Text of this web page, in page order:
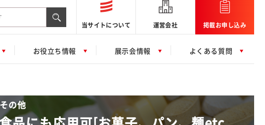
力 当サイトについて 運営会社 掲載お申し込み
お役立ち情報 展示会情報 よくある質問
の他